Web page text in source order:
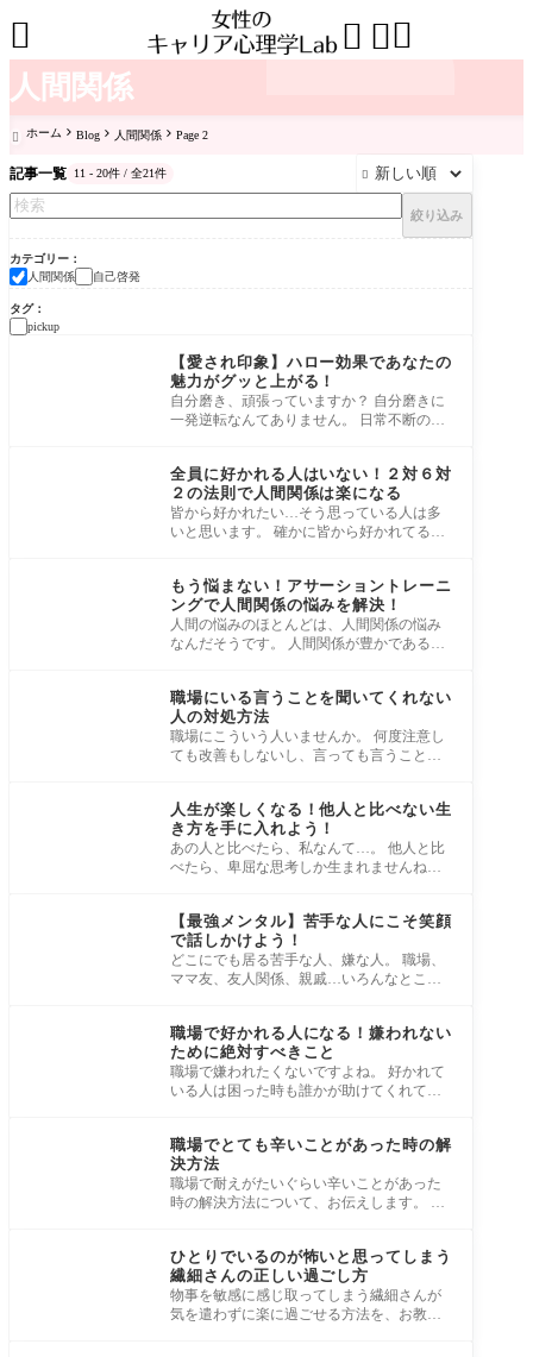
人間関係
 

 ホーム Blog 人間関係 Page 2
記事一覧 11 - 20件 / 全21件 
絞り込み
カテゴリー
人間関係
自己啓発
タグ
pickup
【愛され印象】ハロー効果であなたの
魅力がグッと上がる！
自分磨き、頑張っていますか？ 自分磨きに
一発逆転なんてありません。 日常不断の努
全員に好かれる人はいない！２対６対
２の法則で人間関係は楽になる
皆から好かれたい…そう思っている人は多
いと思います。 確かに皆から好かれてる
もう悩まない！アサーショントレーニ
ングで人間関係の悩みを解決！
人間の悩みのほとんどは、人間関係の悩み
なんだそうです。 人間関係が豊かである
職場にいる言うことを聞いてくれない
人の対処方法
職場にこういう人いませんか。 何度注意し
ても改善もしないし、言っても言うこと聞
人生が楽しくなる！他人と比べない生
き方を手に入れよう！
あの人と比べたら、私なんて…。 他人と比
べたら、卑屈な思考しか生まれませんね。
【最強メンタル】苦手な人にこそ笑顔
で話しかけよう！
どこにでも居る苦手な人、嫌な人。 職場、
ママ友、友人関係、親戚…いろんなところ
職場で好かれる人になる！嫌われない
ために絶対すべきこと
職場で嫌われたくないですよね。 好かれて
いる人は困った時も誰かが助けてくれてた
職場でとても辛いことがあった時の解
決方法
職場で耐えがたいぐらい辛いことがあった
時の解決方法について、お伝えします。 職
ひとりでいるのが怖いと思ってしまう
繊細さんの正しい過ごし方
物事を敏感に感じ取ってしまう繊細さんが
気を遣わずに楽に過ごせる方法を、お教え